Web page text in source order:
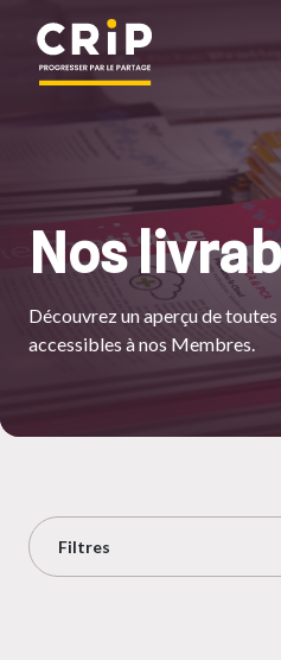
Nos
Découvrez un aperçu de
accessibles à nos Membres.
Filtres